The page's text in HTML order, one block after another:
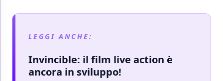
LEGGI ANCHE:
Invincible: il film live action è
ancora in sviluppo!